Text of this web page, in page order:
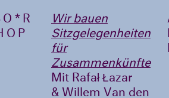
Wir bauen
Sitzgelegenheiten
für
Zusammenkünfte
Mit Rafał Łazar
& Willem Van den